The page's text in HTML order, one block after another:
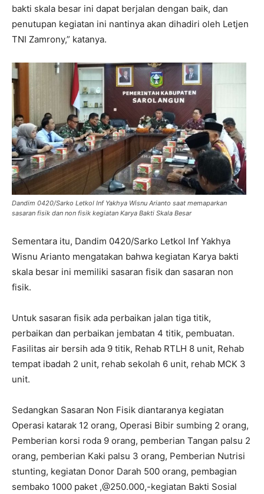
bakti skala besar ini dapat berjalan dengan baik, dan
penutupan kegiatan ini nantinya akan dihadiri oleh Letjen
TNI Zamrony,” katanya.
Dandim 0420/Sarko Letkol Inf Yakhya Wisnu Arianto saat memaparkan
sasaran fisik dan non fisik kegiatan Karya Bakti Skala Besar
Sementara itu, Dandim 0420/Sarko Letkol Inf Yakhya
Wisnu Arianto mengatakan bahwa kegiatan Karya bakti
skala besar ini memiliki sasaran fisik dan sasaran non
fisik.
Untuk sasaran fisik ada perbaikan jalan tiga titik,
perbaikan dan perbaikan jembatan 4 titik, pembuatan.
Fasilitas air bersih ada 9 titik, Rehab RTLH 8 unit, Rehab
tempat ibadah 2 unit, rehab sekolah 6 unit, rehab MCK 3
unit.
Sedangkan Sasaran Non Fisik diantaranya kegiatan
Operasi katarak 12 orang, Operasi Bibir sumbing 2 orang,
Pemberian korsi roda 9 orang, pemberian Tangan palsu 2
orang, pemberian Kaki palsu 3 orang, Pemberian Nutrisi
stunting, kegiatan Donor Darah 500 orang, pembagian
sembako 1000 paket ,@250.000,-kegiatan Bakti Sosial